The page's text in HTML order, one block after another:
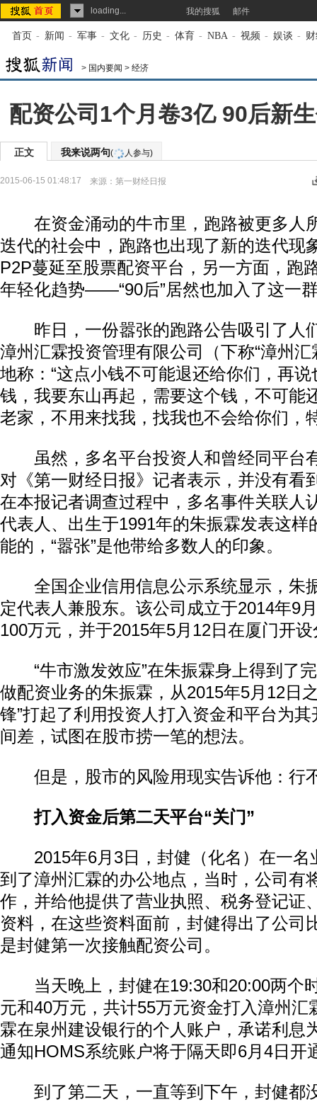
loading... 我的搜狐 邮件
首页 - 新闻 - 军事 - 文化 - 历史 - 体育 - NBA - 视频 - 娱谈 -
> 国内要闻 > 经济
配资公司1个月卷3亿 90后新
正文 我来说两句( 人参与)
2015-06-15 01:48:17 来源： 第一财经日报
在资金涌动的牛市里，跑路被更多人
迭代的社会中，跑路也出现了新的迭代现
P2P蔓延至股票配资平台，另一方面，跑
年轻化趋势——“90后”居然也加入了这一
昨日，一份嚣张的跑路公告吸引了人
漳州汇霖投资管理有限公司（下称“漳州汇
地称：“这点小钱不可能退还给你们，再
钱，我要东山再起，需要这个钱，不可能
老家，不用来找我，找我也不会给你们，
虽然，多名平台投资人和曾经同平台
对《第一财经日报》记者表示，并没有看
在本报记者调查过程中，多名事件关联人
代表人、出生于1991年的朱振霖发表这样
能的，“嚣张”是他带给多数人的印象。
全国企业信用信息公示系统显示，朱
定代表人兼股东。该公司成立于2014年9
100万元，并于2015年5月12日在厦门开
“牛市激发效应”在朱振霖身上得到了
做配资业务的朱振霖，从2015年5月12日
锋”打起了利用投资人打入资金和平台为
间差，试图在股市捞一笔的想法。
但是，股市的风险用现实告诉他：行
打入资金后第二天平台“关门”
2015年6月3日，封健（化名）在一名
到了漳州汇霖的办公地点，当时，公司有
作，并给他提供了营业执照、税务登记证
资料，在这些资料面前，封健得出了公司
是封健第一次接触配资公司。
当天晚上，封健在19:30和20:00两个
元和40万元，共计55万元资金打入漳州汇
霖在泉州建设银行的个人账户，承诺利息
通知HOMS系统账户将于隔天即6月4日开
到了第二天，一直等到下午，封健都